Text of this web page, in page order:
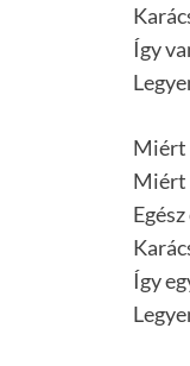
Így
Miért
Miért
Így